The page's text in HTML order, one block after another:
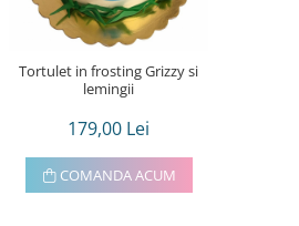
Tortulet in frosting Grizzy si
lemingii
179,00 Lei
COMANDA ACUM